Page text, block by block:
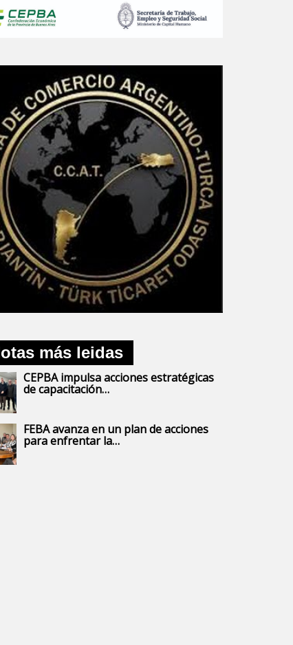
más leidas
CEPBA impulsa acciones estratégicas
de capacitación…
FEBA avanza en un plan de acciones
para enfrentar la…